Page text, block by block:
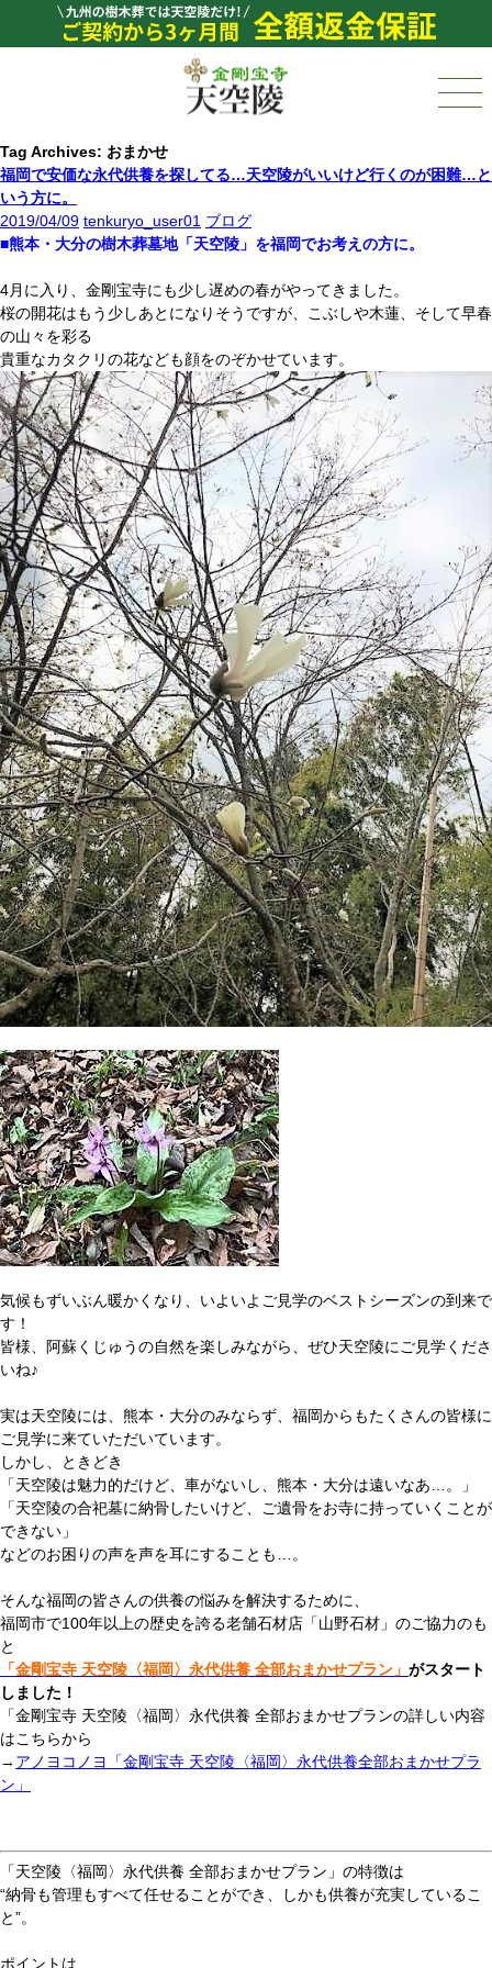
Tag Archives: おまかせ
福岡で安価な永代供養を探してる…天空陵がいいけど行くのが困難…と
いう方に。
2019/04/09 tenkuryo_user01 ブログ
■熊本・大分の樹木葬墓地「天空陵」を福岡でお考えの方に。
4月に入り、金剛宝寺にも少し遅めの春がやってきました。
桜の開花はもう少しあとになりそうですが、こぶしや木蓮、そして早春
の山々を彩る
貴重なカタクリの花なども顔をのぞかせています。
気候もずいぶん暖かくなり、いよいよご見学のベストシーズンの到来で
す！
皆様、阿蘇くじゅうの自然を楽しみながら、ぜひ天空陵にご見学くださ
いね♪
実は天空陵には、熊本・大分のみならず、福岡からもたくさんの皆様に
ご見学に来ていただいています。
しかし、ときどき
「天空陵は魅力的だけど、車がないし、熊本・大分は遠いなあ…。」
「天空陵の合祀墓に納骨したいけど、ご遺骨をお寺に持っていくことが
できない」
などのお困りの声を声を耳にすることも…。
そんな福岡の皆さんの供養の悩みを解決するために、
福岡市で100年以上の歴史を誇る老舗石材店「山野石材」のご協力のも
と
「金剛宝寺 天空陵〈福岡〉永代供養 全部おまかせプラン」 がスタート
しました！
「金剛宝寺 天空陵〈福岡〉永代供養 全部おまかせプランの詳しい内容
はこちらから
→ アノヨコノヨ「金剛宝寺 天空陵〈福岡〉永代供養全部おまかせプラ
ン」
「天空陵〈福岡〉永代供養 全部おまかせプラン」の特徴は
“納骨も管理もすべて任せることができ、しかも供養が充実しているこ
と”。
ポイントは